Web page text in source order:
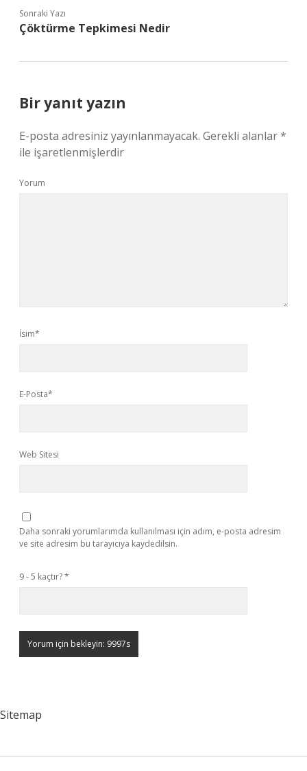
Sonraki Yazı
Çöktürme Tepkimesi Nedir
Bir yanıt yazın
E-posta adresiniz yayınlanmayacak. Gerekli alanlar*
ile işaretlenmişlerdir
Yorum
İsim*
E-Posta*
Web Sitesi
Daha sonraki yorumlarımda kullanılması için adım, e-posta adresim
ve site adresim bu tarayıcıya kaydedilsin.
9 - 5 kaçtır?*
Sitemap